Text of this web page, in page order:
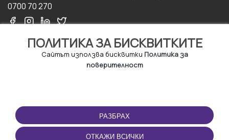
ПОЛИТИКА ЗА БИСКВИТКИТЕ
Сайтът използва бисквитки Политика за
поверителност
РАЗБРАХ
ОТКАЖИ ВСИЧКИ
0700 70 270
ПОЛЗВАНЕ
Правила и условия за
ползване
ПРИЛОЖЕНИЕТО